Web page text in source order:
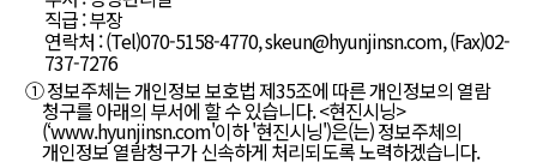
직급 : 부장
연락처 : (Tel)070-5158-4770, skeun@hyunjinsn.com, (Fax)02-
737-7276
① 정보주체는 개인정보 보호법 제35조에 따른 개인정보의 열람
청구를 아래의 부서에 할 수 있습니다. <현진시닝>
(‘www.hyunjinsn.com'이하 '현진시닝')은(는) 정보주체의
개인정보 열람청구가 신속하게 처리되도록 노력하겠습니다.